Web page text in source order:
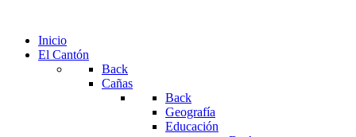
Inicio
El Cantón
Back
Cañas
Back
Geografía
Educación